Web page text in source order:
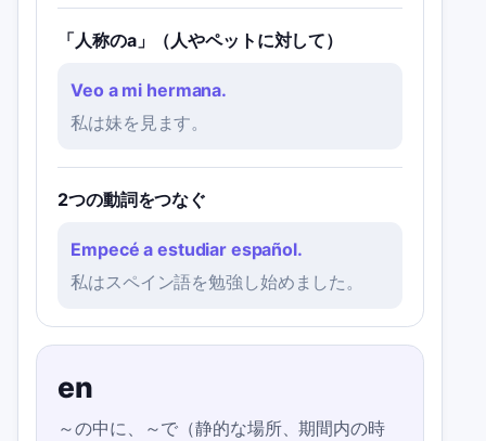
「人称のa」（人やペットに対して）
Veo a mi hermana.
私は妹を見ます。
2つの動詞をつなぐ
Empecé a estudiar español.
私はスペイン語を勉強し始めました。
en
～の中に、～で（静的な場所、期間内の時